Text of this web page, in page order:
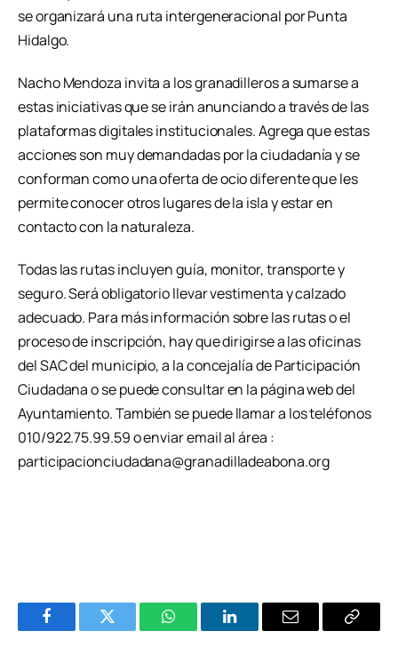
se organizará una ruta intergeneracional por Punta
Hidalgo.
Nacho Mendoza invita a los granadilleros a sumarse a
estas iniciativas que se irán anunciando a través de las
plataformas digitales institucionales. Agrega que estas
acciones son muy demandadas por la ciudadanía y se
conforman como una oferta de ocio diferente que les
permite conocer otros lugares de la isla y estar en
contacto con la naturaleza.
Todas las rutas incluyen guía, monitor, transporte y
seguro. Será obligatorio llevar vestimenta y calzado
adecuado. Para más información sobre las rutas o el
proceso de inscripción, hay que dirigirse a las oficinas
del SAC del municipio, a la concejalía de Participación
Ciudadana o se puede consultar en la página web del
Ayuntamiento. También se puede llamar a los teléfonos
010/922.75.99.59 o enviar email al área :
participacionciudadana@granadilladeabona.org
FacebookTwitter WhatsAppLinkedInEmail Copiar